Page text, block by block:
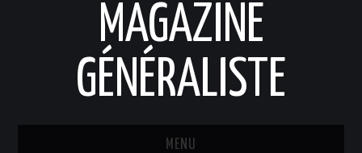
MAGAZINE
GÉNÉRALISTE
MENU